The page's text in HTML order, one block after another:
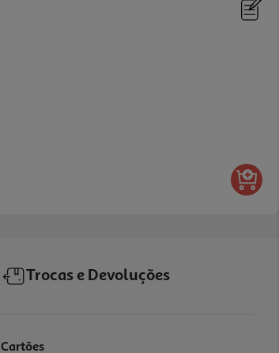
Trocas e Devoluções
Cartões